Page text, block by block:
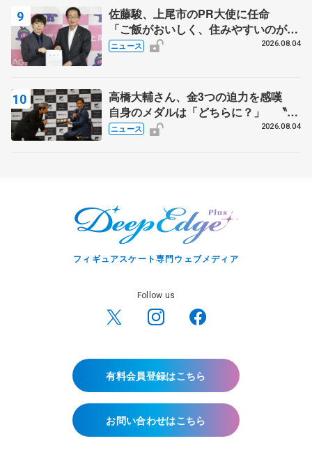
佐藤駿、上尾市のPR大使に任命
「ご飯がおいしく、住みやすいのが魅
力」
ニュース 2026.08.04
高橋大輔さん、金3つの迫力を感嘆
自身のメダルは「どちらに？」 〝リ
ス兄弟〟オリンピック3連覇の野村忠
ニュース 2026.08.04
フィギュアスケート専門ウェブメディア
Follow us
有料会員登録はこちら
お問い合わせはこちら